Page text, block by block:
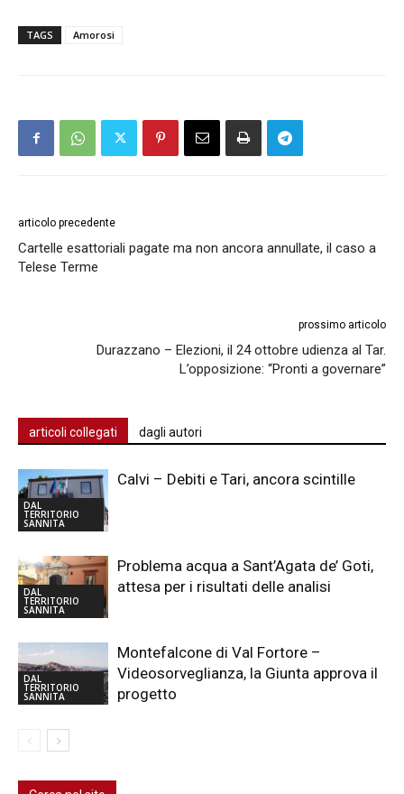
TAGS Amorosi
articolo precedente
Cartelle esattoriali pagate ma non ancora annullate, il caso a
Telese Terme
prossimo articolo
Durazzano – Elezioni, il 24 ottobre udienza al Tar.
L’opposizione: “Pronti a governare”
articoli collegati dagli autori
DAL
TERRITORIO
SANNITA
Calvi – Debiti e Tari, ancora scintille
DAL
TERRITORIO
SANNITA
Problema acqua a Sant’Agata de’ Goti,
attesa per i risultati delle analisi
DAL
TERRITORIO
SANNITA
Montefalcone di Val Fortore –
Videosorveglianza, la Giunta approva il
progetto